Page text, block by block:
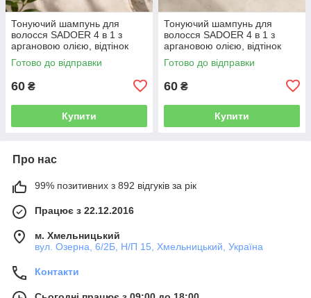
Тонуючий шампунь для
волосся SADOER 4 в 1 з
аргановою олією, відтінок
«Фіолетовий», 25 мл
Готово до відправки
60 ₴
Купити
Тонуючий шампунь для
волосся SADOER 4 в 1 з
аргановою олією, відтінок
темної вишні, 25 мл
Готово до відправки
60 ₴
Купити
Про нас
99% позитивних з 892 відгуків за рік
Працює з 22.12.2016
м. Хмельницький
вул. Озерна, 6/2Б, Н/П 15, Хмельницький, Україна
Контакти